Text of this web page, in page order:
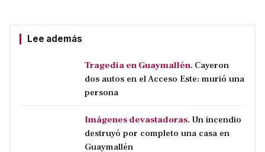
Lee además
Tragedia en Guaymallén. Cayeron
dos autos en el Acceso Este: murió una
persona
Imágenes devastadoras. Un incendio
destruyó por completo una casa en
Guaymallén